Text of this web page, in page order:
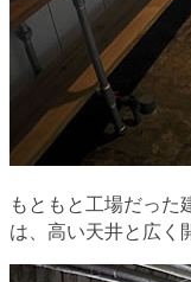
もともと工場だった
は、高い天井と広く